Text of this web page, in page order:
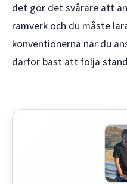
det gör det svårare att
ramverk och du måste
konventionerna när du
därför bäst att följa